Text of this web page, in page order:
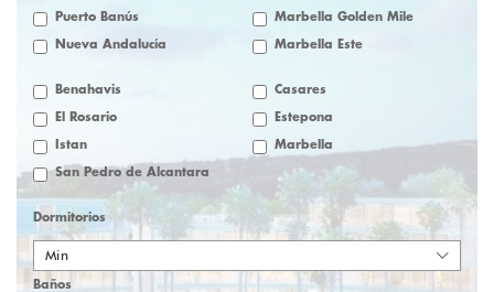
Puerto Banús Marbella Golden Mile
Nueva Andalucía Marbella Este
Benahavis Casares
El Rosario Estepona
Istan Marbella
San Pedro de Alcantara
Dormitorios
Min
Baños